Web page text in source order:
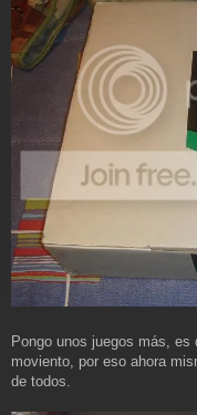
Pongo unos juegos más,
moviento, por eso ahora
de todos.